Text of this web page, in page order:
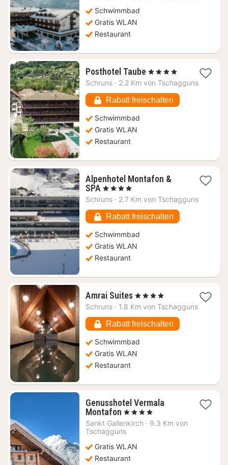
222,01
€
Schwimmbad
Gratis WLAN
Restaurant
Posthotel Taube1
Nacht
276,20
€
, 4 Sterne
Schruns · 2.2 Km von Tschagguns
Rabatt freischalten
Schwimmbad
Gratis WLAN
Restaurant
Alpenhotel Montafon &
SPA 1
Nacht
273,10
€
, 4 Sterne
Schruns · 2.7 Km von Tschagguns
Rabatt freischalten
Schwimmbad
Gratis WLAN
Restaurant
Amrai Suites1
Nacht
247,15
€
, 4 Sterne
Schruns · 1.8 Km von Tschagguns
Rabatt freischalten
Schwimmbad
Gratis WLAN
Restaurant
Genusshotel Vermala
Montafon 1
Nacht
ab
€
, 4 Sterne
Sankt Gallenkirch · 9.3 Km von
Tschagguns
Gratis WLAN
Restaurant